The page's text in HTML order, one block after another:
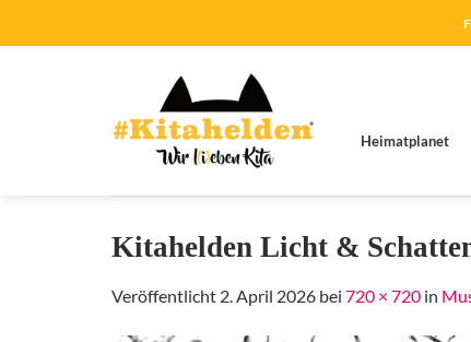
Heimatplanet
Kitahelden Licht &
Veröffentlicht 2. April 2026 bei 720 × 720 in